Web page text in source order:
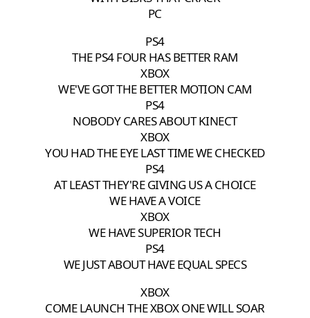
THE PS4 FOUR HAS BETTER RAM
XBOX
WE'VE GOT THE BETTER MOTION CAM
NOBODY CARES ABOUT KINECT
XBOX
YOU HAD THE EYE LAST TIME WE CHECKED
AT LEAST THEY'RE GIVING US A CHOICE
WE HAVE A VOICE
XBOX
WE HAVE SUPERIOR TECH
WE JUST ABOUT HAVE EQUAL SPECS
XBOX
COME LAUNCH THE XBOX ONE WILL SOAR